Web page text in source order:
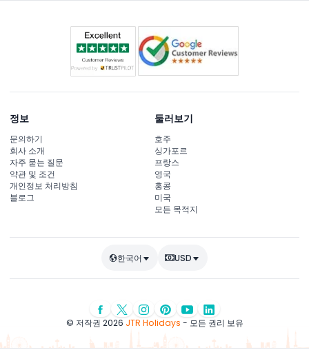
정보
문의하기
회사 소개
자주 묻는 질문
약관 및 조건
개인정보 처리방침
블로그
둘러보기
호주
싱가포르
프랑스
영국
홍콩
미국
모든 목적지
한국어 USD
© 저작권 2026 JTR Holidays - 모든 권리 보유